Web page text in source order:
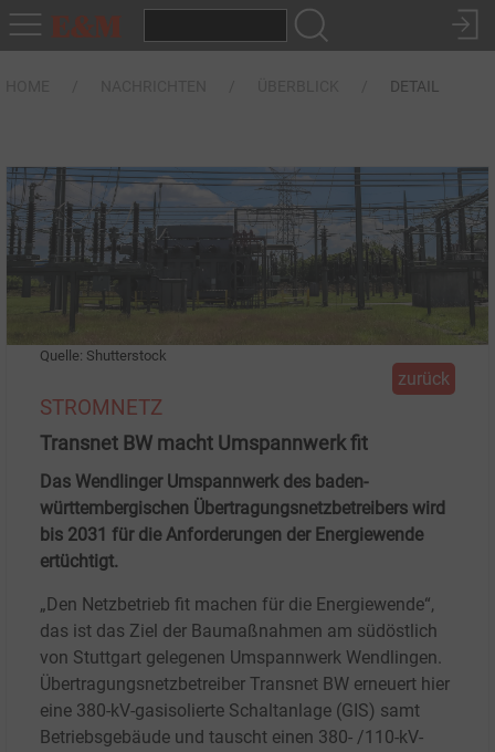
DETAIL
Quelle: Shutterstock
zurück
STROMNETZ
Transnet BW macht Umspannwerk fit
Das Wendlinger Umspannwerk des baden-
württembergischen Übertragungsnetzbetreibers wird
bis 2031 für die Anforderungen der Energiewende
ertüchtigt.
„Den Netzbetrieb fit machen für die Energiewende“,
das ist das Ziel der Baumaßnahmen am südöstlich
von Stuttgart gelegenen Umspannwerk Wendlingen.
Übertragungsnetzbetreiber Transnet BW erneuert hier
eine 380-kV-gasisolierte Schaltanlage (GIS) samt
Betriebsgebäude und tauscht einen 380- /110-kV-